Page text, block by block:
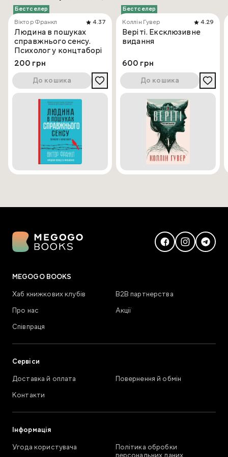
Бестселер
Віктор Франкл
4.37
Людина в пошуках
справжнього сенсу.
Психолог у концтаборі
200 грн
До кошика
Бестселер
Коллін Гувер
4.29
Веріті. Ексклюзивне
видання
600 грн
До кошика
MEGOGO BOOKS
Хаб книжкових клубів
В2В партнерства
Про нас
Акції
Співпраця
Сервіси
Доставка й оплата
Повернення й обмін
Контакти
Інформація
Угода користувача
Політика обробки